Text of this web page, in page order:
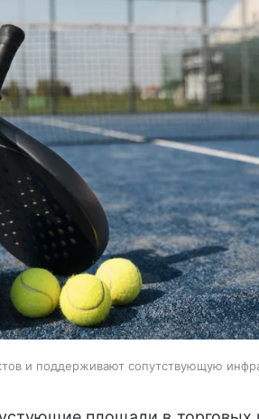
и поддерживают сопутствующую